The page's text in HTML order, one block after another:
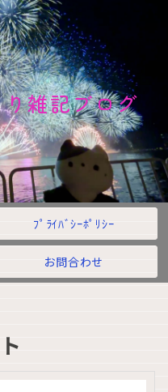
雑記ブログ
ﾌﾟﾗｲﾊﾞｼｰﾎﾟﾘｼｰ
お問合わせ